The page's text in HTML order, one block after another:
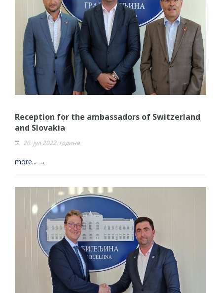
Reception for the ambassadors of Switzerland
and Slovakia
26. јул 2022. године
more... →